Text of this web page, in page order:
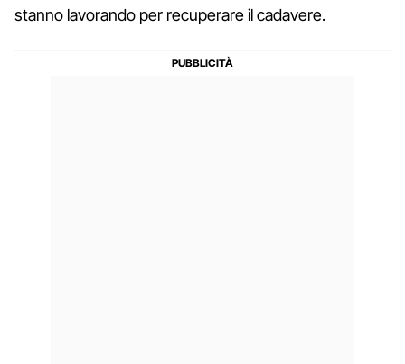
stanno lavorando per recuperare il cadavere.